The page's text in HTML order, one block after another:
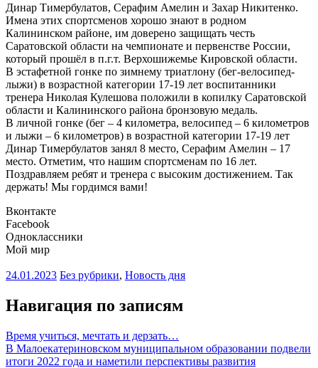
Динар Тимербулатов, Серафим Амелин и Захар Никитенко.
Имена этих спортсменов хорошо знают в родном
Калининском районе, им доверено защищать честь
Саратовской области на чемпионате и первенстве России,
который прошёл в п.г.т. Верхошижемье Кировской области.
В эстафетной гонке по зимнему триатлону (бег-велосипед-
лыжи) в возрастной категории 17-19 лет воспитанники
тренера Николая Кулешова положили в копилку Саратовской
области и Калининского района бронзовую медаль.
В личной гонке (бег – 4 километра, велосипед – 6 километров
и лыжи – 6 километров) в возрастной категории 17-19 лет
Динар Тимербулатов занял 8 место, Серафим Амелин – 17
место. Отметим, что нашим спортсменам по 16 лет.
Поздравляем ребят и тренера с высоким достижением. Так
держать! Мы гордимся вами!
Вконтакте
Facebook
Одноклассники
Мой мир
24.01.2023 Без рубрики, Новость дня
Навигация по записям
Время учиться, мечтать и дерзать…
В Малоекатериновском муниципальном образовании подвели
итоги 2022 года и наметили перспективы развития